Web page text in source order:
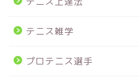
テニス雑学
プロテニス選手